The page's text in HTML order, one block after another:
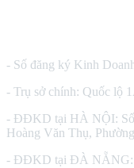
- Số đăng ký Kinh
- Trụ sở chính: Quốc lộ
- ĐĐKD tại HÀ NỘI:
Hoàng Văn Thụ,
- ĐĐKD tại ĐÀ NẴNG: